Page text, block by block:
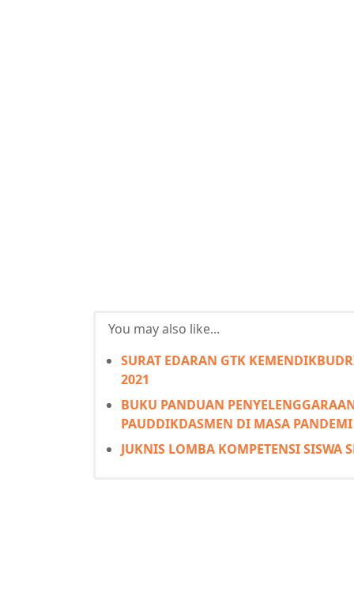
You may also like...
SURAT EDARAN GTK
2021
BUKU PANDUAN
PAUDDIKDASMEN DI MASA
JUKNIS LOMBA KOMPETENSI SISWA